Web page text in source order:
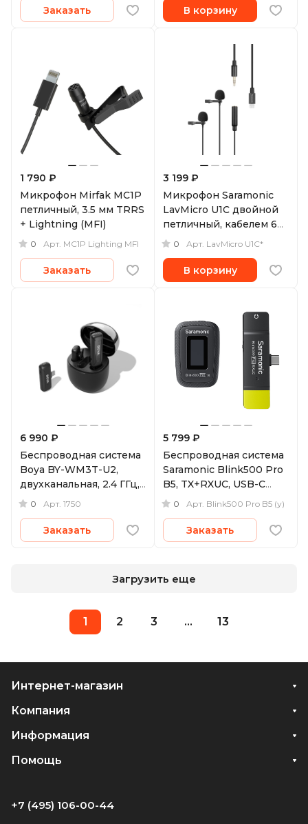
Заказать В корзину
1 790 ₽
Микрофон Mirfak MC1P
петличный, 3.5 мм TRRS
+ Lightning (MFI)
0 Арт. MC1P Lighting MFI
Заказать
3 199 ₽
Микрофон Saramonic
LavMicro U1C двойной
петличный, кабелем 6м,
Lighting + 3.5 мм
0 Арт. LavMicro U1C*
В корзину
6 990 ₽
Беспроводная система
Boya BY-WM3T-U2,
двухканальная, 2.4 ГГц,
TX+TX+RX, USB-C
0 Арт. 1750
Заказать
5 799 ₽
Беспроводная система
Saramonic Blink500 Pro
B5, TX+RXUC, USB-C
(уцененный)
0 Арт. Blink500 Pro B5 (у)
Заказать
Загрузить еще
1 2 3 ... 13
Интернет-магазин
Компания
Информация
Помощь
+7 (495) 106-00-44